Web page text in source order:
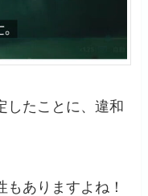
したことに、違和
ありますよね！